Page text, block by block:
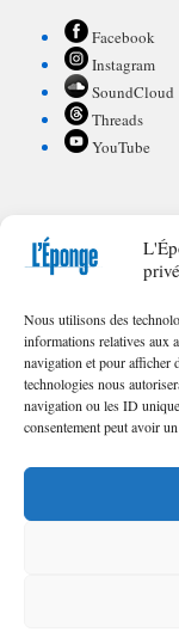
Nous utilisons des
informations relatives aux
navigation et pour afficher
technologies nous
navigation ou les ID
consentement peut avoir
Facebook
Instagram
SoundCloud
Threads
YouTube
POUR
Appel à textes/
FAQ de nos